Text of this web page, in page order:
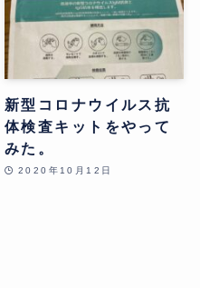
新型コロナウイルス抗
体検査キットをやって
みた。
2020年10月12日